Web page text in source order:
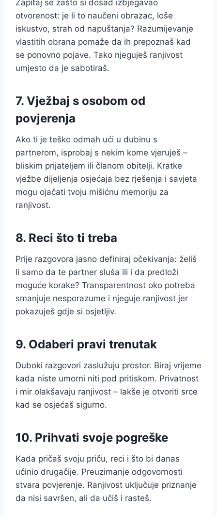
Zapitaj se zašto si dosad izbjegavao
otvorenost: je li to naučeni obrazac, loše
iskustvo, strah od napuštanja? Razumijevanje
vlastitih obrana pomaže da ih prepoznaš kad
se ponovno pojave. Tako njeguješ ranjivost
umjesto da je sabotiraš.
7. Vježbaj s osobom od
povjerenja
Ako ti je teško odmah ući u dubinu s
partnerom, isprobaj s nekim kome vjeruješ –
bliskim prijateljem ili članom obitelji. Kratke
vježbe dijeljenja osjećaja bez rješenja i savjeta
mogu ojačati tvoju mišićnu memoriju za
ranjivost.
8. Reci što ti treba
Prije razgovora jasno definiraj očekivanja: želiš
li samo da te partner sluša ili i da predloži
moguće korake? Transparentnost oko potreba
smanjuje nesporazume i njeguje ranjivost jer
pokazuješ gdje si osjetljiv.
9. Odaberi pravi trenutak
Duboki razgovori zaslužuju prostor. Biraj vrijeme
kada niste umorni niti pod pritiskom. Privatnost
i mir olakšavaju ranjivost – lakše je otvoriti srce
kad se osjećaš sigurno.
10. Prihvati svoje pogreške
Kada pričaš svoju priču, reci i što bi danas
učinio drugačije. Preuzimanje odgovornosti
stvara povjerenje. Ranjivost uključuje priznanje
da nisi savršen, ali da učiš i rasteš.